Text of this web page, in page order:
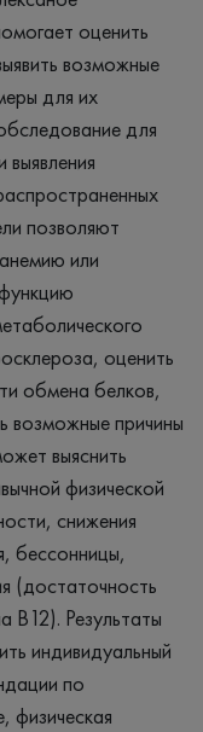
оценить
возможные
для их
для
позволяют
или
оценить
обмена белков,
возможные причины
выяснить
физической
снижения
бессонницы,
(достаточность
В12). Результаты
индивидуальный
по
физическая